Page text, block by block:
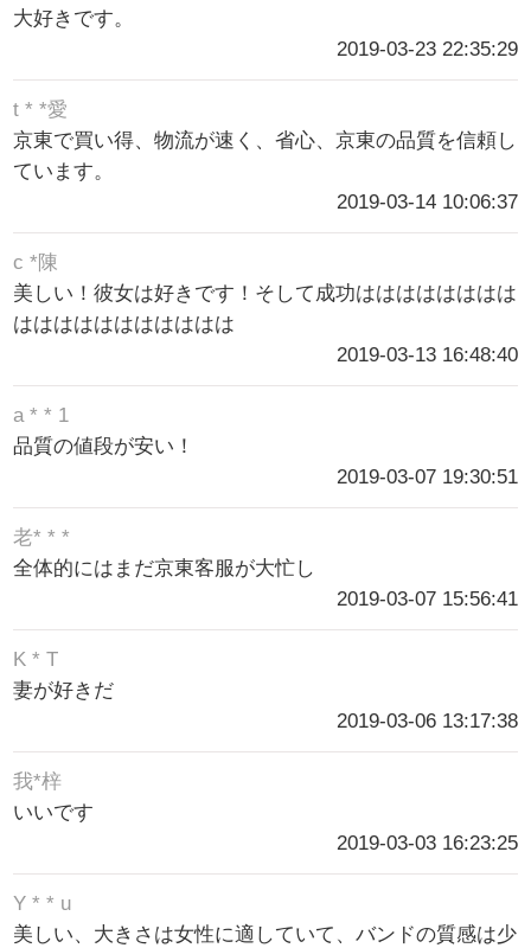
大好きです。
2019-03-23 22:35:29
t * *愛
京東で買い得、物流が速く、省心、京東の品質を信頼し
ています。
2019-03-14 10:06:37
c *陳
美しい！彼女は好きです！そして成功はははははははは
ははははははははははは
2019-03-13 16:48:40
a * * 1
品質の値段が安い！
2019-03-07 19:30:51
老* * *
全体的にはまだ京東客服が大忙し
2019-03-07 15:56:41
K * T
妻が好きだ
2019-03-06 13:17:38
我*梓
いいです
2019-03-03 16:23:25
Y * * u
美しい、大きさは女性に適していて、バンドの質感は少